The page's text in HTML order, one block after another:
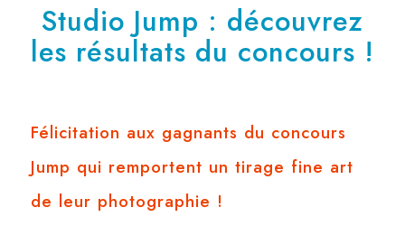
Studio Jump : découvrez
les résultats du concours !
Félicitation aux gagnants du concours
Jump qui remportent un tirage fine art
de leur photographie !